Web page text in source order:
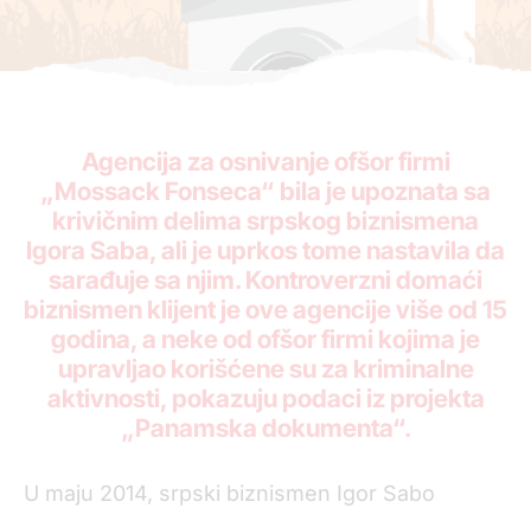
Agencija za osnivanje ofšor firmi
„Mossack Fonseca“ bila je upoznata sa
krivičnim delima srpskog biznismena
Igora Saba, ali je uprkos tome nastavila da
sarađuje sa njim. Kontroverzni domaći
biznismen klijent je ove agencije više od 15
godina, a neke od ofšor firmi kojima je
upravljao korišćene su za kriminalne
aktivnosti, pokazuju podaci iz projekta
„Panamska dokumenta“.
U maju 2014, srpski biznismen Igor Sabo